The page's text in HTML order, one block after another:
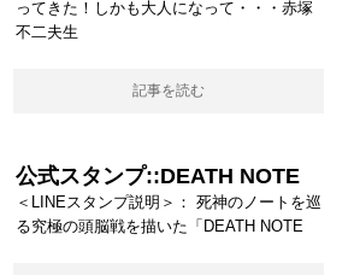
ってきた！しかも大人になって・・・赤塚
不二夫生
記事を読む
公式スタンプ::DEATH NOTE
＜LINEスタンプ説明＞： 死神のノートを巡
る究極の頭脳戦を描いた「DEATH NOTE